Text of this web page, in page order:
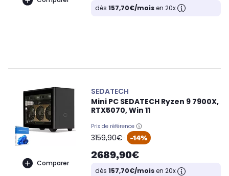
dès 157,70€/moisen 20x
Comparer
SEDATECH
Mini PC SEDATECH Ryzen 9 7900X,
RTX5070, Win 11
Prix de référence
oldPrice
3159,90€ -14%
2689,90€
dès 157,70€/moisen 20x